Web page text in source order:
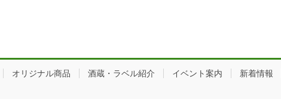
オリジナル商品 酒蔵・ラベル紹介 イベント案内 新着情報